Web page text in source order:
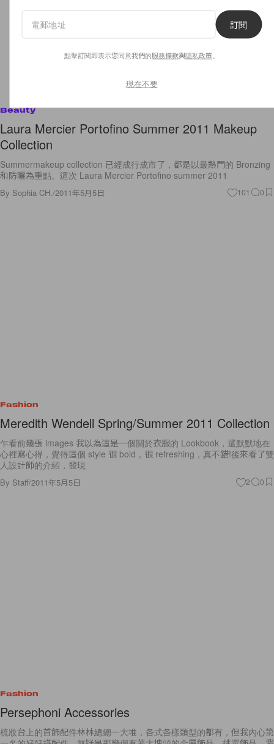
Beauty
Laura Mercier Portofino Summer 2011 Makeup
Collection
Summermakeup collection 已經成行成市了，都是以最熱門的 Bronzing
和防曬為重點。這次 Laura Mercier Portofino summer 2011
By Sophia CH./2011年5月5日 101 0
Fashion
Meredith Wendell Spring/Summer 2011 Collection
乍看前幾張 images 我以為這是一個關於衣服的 Lookbook，還默默地在
心裡寫心得，覺得這個 style 很 bold，很 refreshing，真不錯!後來看了雙
人設計師的介紹，發現
By Staff/2011年5月5日 2 0
Fashion
Persephoni Accessories
梳妝台上的首飾配件林林總總一大堆，各式各樣類型的都有，但我內心第
訂閱
點擊訂閱即表示您同意我們的服務條款與隱私政策
現在不要